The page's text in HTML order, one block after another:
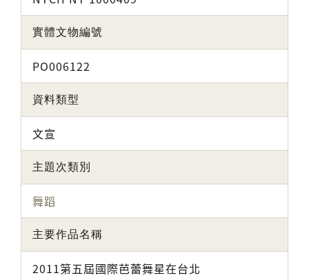
實體文物編號
PO006122
資料類型
文宣
主題次類別
舞蹈
主要作品名稱
2011第五屆國際芭蕾舞星在台北